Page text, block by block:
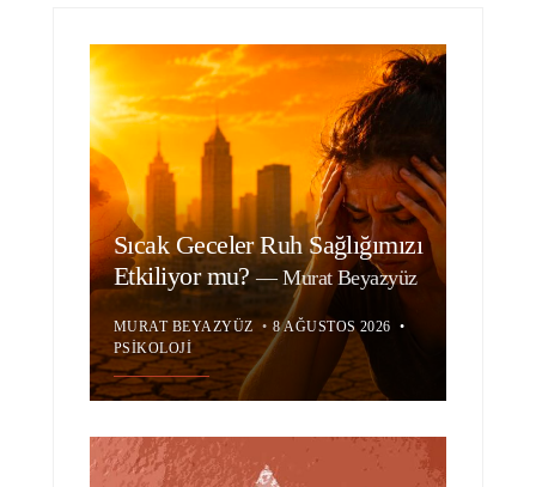
Sıcak Geceler Ruh Sağlığımızı
Etkiliyor mu?—Murat Beyazyüz
MURAT BEYAZYÜZ • 8 AĞUSTOS 2026 •
PSIKOLOJI